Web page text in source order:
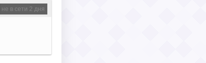
не в сети 2 дня